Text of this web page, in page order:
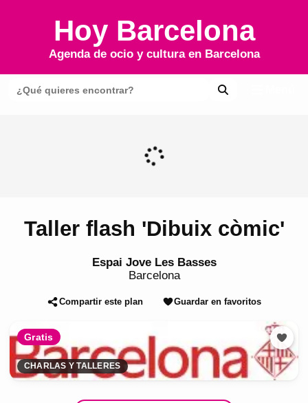
Hoy Barcelona
Agenda de ocio y cultura en Barcelona
Taller flash 'Dibuix còmic'
Espai Jove Les Basses
Barcelona
Compartir este plan Guardar en favoritos
Gratis
CHARLAS Y TALLERES